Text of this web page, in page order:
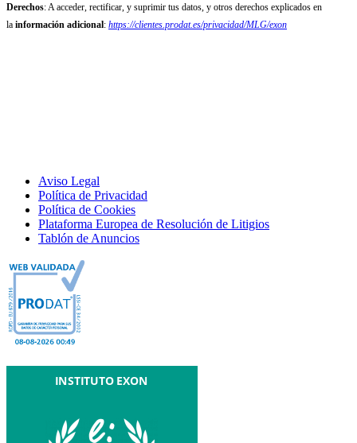
Derechos: A acceder, rectificar, y suprimir tus datos, y otros derechos explicados en
la información adicional: https://clientes.prodat.es/privacidad/MLG/exon
Aviso Legal
Política de Privacidad
Política de Cookies
Plataforma Europea de Resolución de Litigios
Tablón de Anuncios